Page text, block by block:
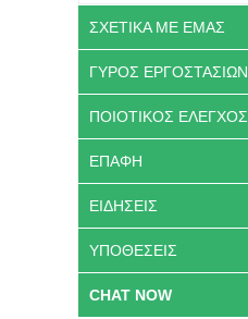
ΣΧΕΤΙΚΆ ΜΕ ΕΜΆΣ
ΓΎΡΟΣ ΕΡΓΟΣΤΑΣΊΩΝ
ΠΟΙΟΤΙΚΌΣ ΈΛΕΓΧΟΣ
ΕΠΑΦΉ
ΕΙΔΉΣΕΙΣ
ΥΠΟΘΈΣΕΙΣ
CHAT NOW